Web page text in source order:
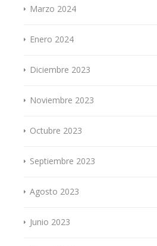
Marzo 2024
Enero 2024
Diciembre 2023
Noviembre 2023
Octubre 2023
Septiembre 2023
Agosto 2023
Junio 2023